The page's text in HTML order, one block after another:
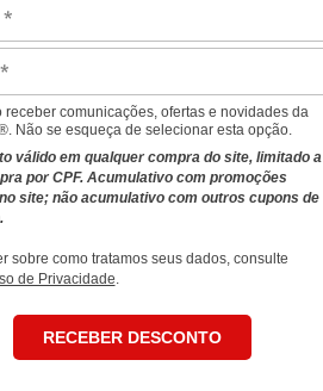
comunicações, ofertas e novidades da
Não se esqueça de selecionar esta opção.
válido em qualquer compra do site, limitado a
por CPF. Acumulativo com promoções
site; não acumulativo com outros cupons de
sobre como tratamos seus dados, consulte
de Privacidade.
RECEBER DESCONTO
AUDACCE®
Cápsula Audacce 8